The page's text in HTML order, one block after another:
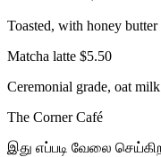
Toasted, with honey butter
Matcha latte $5.50
Ceremonial grade, oat milk
The Corner Café
இது எப்படி வேலை